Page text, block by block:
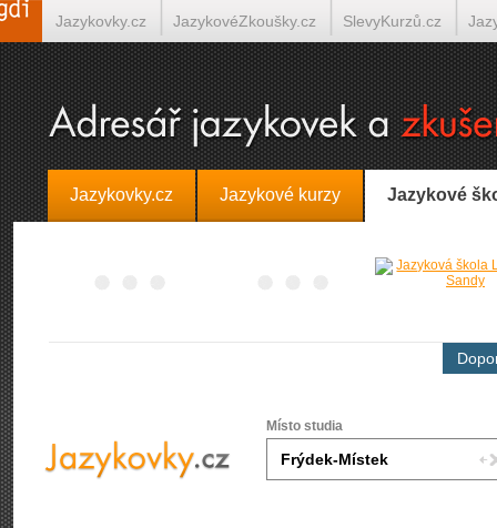
Jazykovky.cz Jazykové kurzy Jazykové
Místo studia
Jazykovky.cz JazykovéZkoušky.cz SlevyKurzů.cz
Španělština on-line Italština on-line Tlumočení-